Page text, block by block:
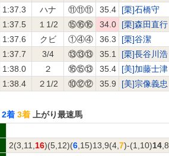
1:37.3 ハナ ⑪⑪⑪ 35.4 [栗]石橋守
1:37.5 １1/2 ⑮⑯⑯ 34.0 [栗]森田直行
1:37.6 クビ ①④④ 36.3 [栗]谷潔
1:37.7 3/4 ⑬⑬⑬ 35.1 [栗]長谷川浩
1:38.0 ２ ⑯⑮⑬ 35.4 [美]加藤士津
1:38.4 ２1/2 ⑩⑫⑫ 35.9 [美]宗像義忠
2着 3着
上がり最速馬
2(3,11, 16)(5,12)(6 ,15)13,9(4, 7)-(1,10)14 ,8